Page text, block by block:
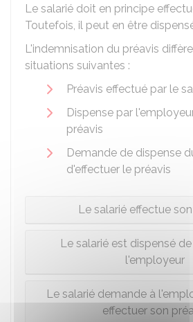
Le salarié doit en principe
Toutefois, il peut en être
L'indemnisation du préavis
situations suivantes :
Préavis effectué par le
Dispense par
préavis
Demande de dispense
d'effectuer le préavis
Le salarié effectue
Le salarié est dispensé
l'employeur
Le salarié demande à
effectuer son